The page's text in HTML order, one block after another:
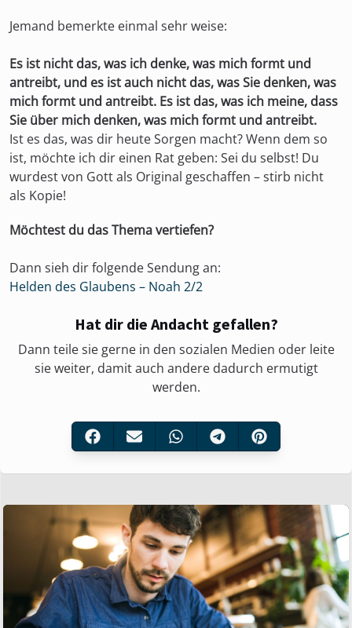
Jemand bemerkte einmal sehr weise:
Es ist nicht das, was ich denke, was mich formt und
antreibt, und es ist auch nicht das, was Sie denken, was
mich formt und antreibt. Es ist das, was ich meine, dass
Sie über mich denken, was mich formt und antreibt.
Ist es das, was dir heute Sorgen macht? Wenn dem so
ist, möchte ich dir einen Rat geben: Sei du selbst! Du
wurdest von Gott als Original geschaffen – stirb nicht
als Kopie!
Möchtest du das Thema vertiefen?
Dann sieh dir folgende Sendung an:
Helden des Glaubens – Noah 2/2
Hat dir die Andacht gefallen?
Dann teile sie gerne in den sozialen Medien oder leite
sie weiter, damit auch andere dadurch ermutigt
werden.